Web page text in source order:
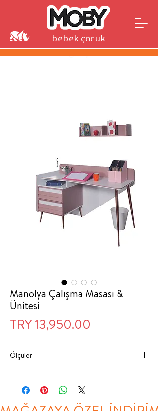
bebek çocuk
genç
Manolya Çalışma Masası &
Ünitesi
TRY 13,950.00
Ölçüler